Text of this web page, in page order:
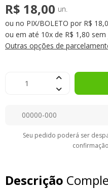
R$ 18,00 un.
ou no PIX/BOLETO por R$
ou em até 10x de R$ 1,80
Outras opções de
Seu pedido poderá ser
Descrição